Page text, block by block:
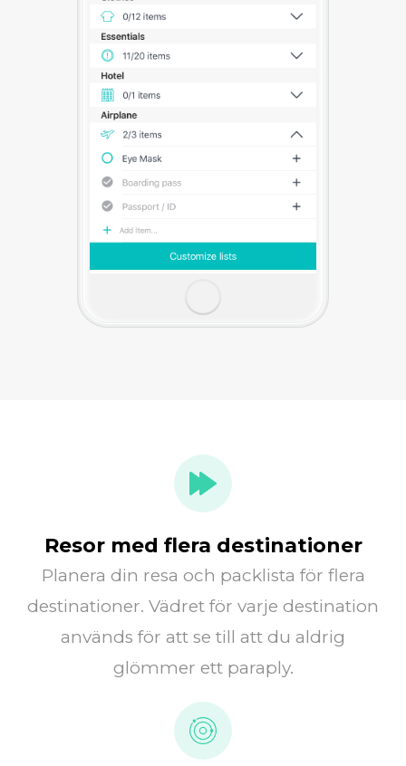
Resor med flera destinationer
Planera din resa och packlista för flera
destinationer. Vädret för varje destination
används för att se till att du aldrig
glömmer ett paraply.